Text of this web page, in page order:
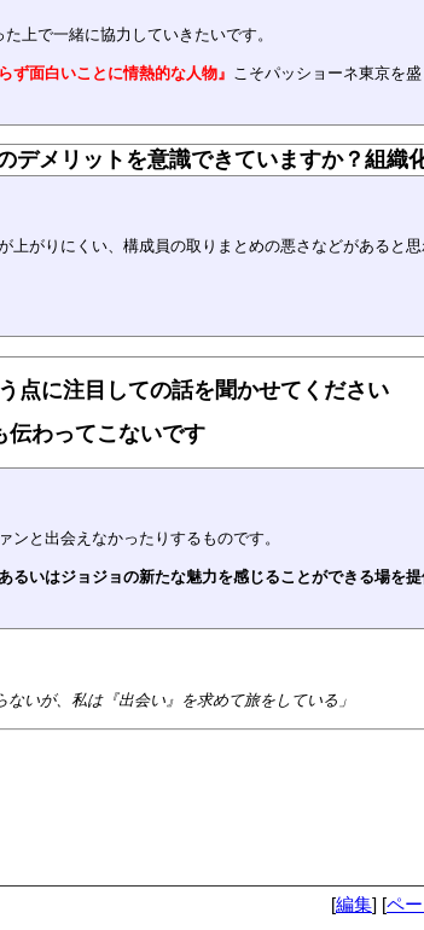
上で一緒に協力していきたいです。
ず面白いことに情熱的な人物』
こそパッショーネ東京を
メリットを意識できていますか？組織
がりにくい、構成員の取りまとめの悪さなどがあると
点に注目しての話を聞かせてください
伝わってこないです
と出会えなかったりするものです。
いはジョジョの新たな魅力を感じることができる場を
いが、私は『出会い』を求めて旅をしている」
[編集] [ペ